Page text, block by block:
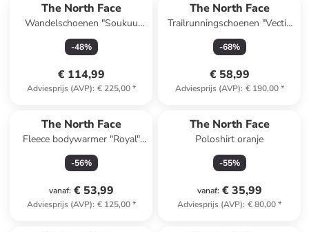
The North Face
Wandelschoenen "Soukuu
Vectiv" zwart
-48%
€ 114,99
Adviesprijs (AVP): € 225,00*
The North Face
Trailrunningschoenen "Vectiv
Infinite" groen
-68%
€ 58,99
Adviesprijs (AVP): € 190,00*
The North Face
Fleece bodywarmer "Royal"
bruin/lichtbruin
-56%
vanaf: € 53,99
Adviesprijs (AVP): € 125,00*
The North Face
Poloshirt oranje
-55%
vanaf: € 35,99
Adviesprijs (AVP): € 80,00*